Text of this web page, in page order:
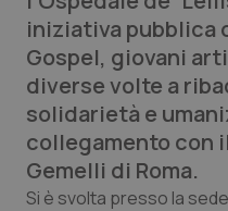
QS Pro
Professionisti
Abruzzo
Basilicata
QS Pro Gold
Artrite & artrosi
QS Club Newsletter
iniziativa pubblica
Gospel, giovani
diverse volte a
solidarietà e
collegamento con
Gemelli di Roma.
Si è svolta presso la